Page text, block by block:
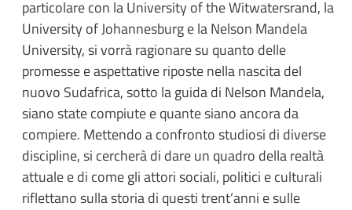
particolare con la University of the Witwatersrand, la
University of Johannesburg e la Nelson Mandela
University, si vorrà ragionare su quanto delle
promesse e aspettative riposte nella nascita del
nuovo Sudafrica, sotto la guida di Nelson Mandela,
siano state compiute e quante siano ancora da
compiere. Mettendo a confronto studiosi di diverse
discipline, si cercherà di dare un quadro della realtà
attuale e di come gli attori sociali, politici e culturali
riflettano sulla storia di questi trent’anni e sulle